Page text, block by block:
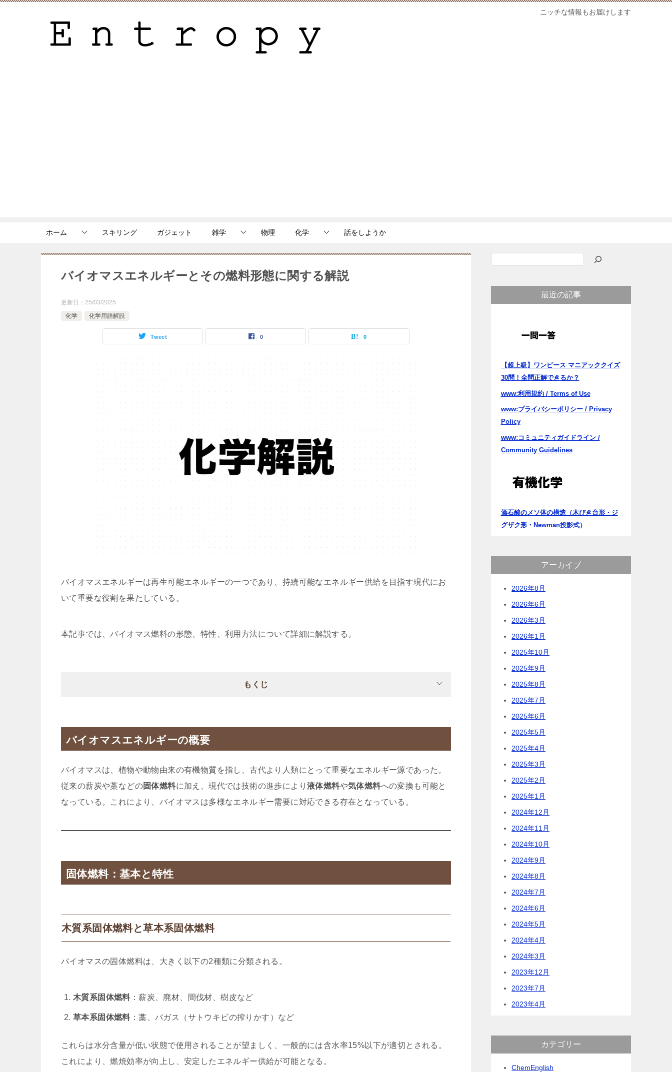
ニッチな情報もお届けします
ホーム スキリング ガジェット 雑学 物理 化学 話をしようか
バイオマスエネルギーとその燃料形態に関する解説
更新日： 25/03/2025
化学
化学用語解説
Tweet 0 0
バイオマスエネルギーは再生可能エネルギーの一つであり、持続可能なエネルギー供給を目指す現代にお
いて重要な役割を果たしている。
本記事では、バイオマス燃料の形態、特性、利用方法について詳細に解説する。
もくじ
バイオマスエネルギーの概要
バイオマスは、植物や動物由来の有機物質を指し、古代より人類にとって重要なエネルギー源であった。
従来の薪炭や藁などの固体燃料に加え、現代では技術の進歩により液体燃料や気体燃料への変換も可能と
なっている。これにより、バイオマスは多様なエネルギー需要に対応できる存在となっている。
固体燃料：基本と特性
木質系固体燃料と草本系固体燃料
バイオマスの固体燃料は、大きく以下の2種類に分類される。
木質系固体燃料：薪炭、廃材、間伐材、樹皮など
草本系固体燃料：藁、バガス（サトウキビの搾りかす）など
これらは水分含量が低い状態で使用されることが望ましく、一般的には含水率15%以下が適切とされる。
これにより、燃焼効率が向上し、安定したエネルギー供給が可能となる。
最近の記事
【超上級】ワンピース マニアッククイズ
30問！全問正解できるか？
www:利用規約 / Terms of Use
www:プライバシーポリシー / Privacy
Policy
www:コミュニティガイドライン /
Community Guidelines
酒石酸のメソ体の構造（木びき台形・ジ
グザク形・Newman投影式）
アーカイブ
2026年8月
2026年6月
2026年3月
2026年1月
2025年10月
2025年9月
2025年8月
2025年7月
2025年6月
2025年5月
2025年4月
2025年3月
2025年2月
2025年1月
2024年12月
2024年11月
2024年10月
2024年9月
2024年8月
2024年7月
2024年6月
2024年5月
2024年4月
2024年3月
2023年12月
2023年7月
2023年4月
カテゴリー
ChemEnglish